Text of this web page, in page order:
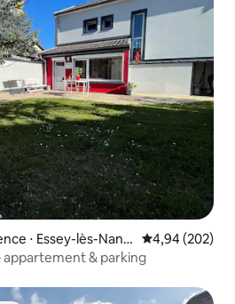
⋅ Essey-lès-Nanc
Évaluation
4,94 (202)
appartement & parking